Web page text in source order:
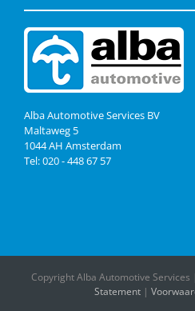
Alba Automotive Services BV
Maltaweg 5
1044 AH Amsterdam
Tel: 020 - 448 67 57
Copyright Alba Automotive Services
Statement|